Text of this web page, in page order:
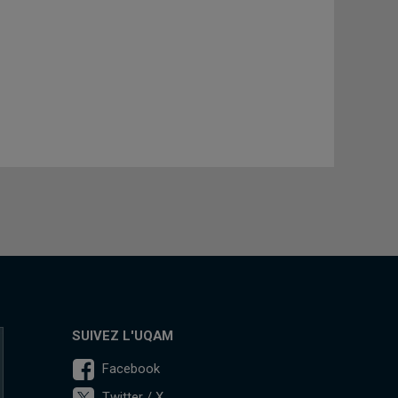
SUIVEZ L'UQAM
Facebook